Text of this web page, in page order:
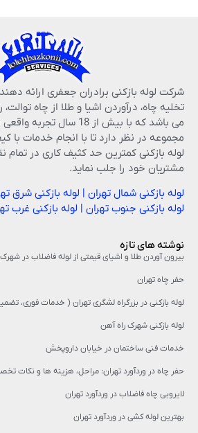
شرکت لوله بازکنی برادران جعفری ارائه
تخلیه چاه، درآوردن اشیا و طلا از چاه
می باشد که با بیش از 18
مجموعه در نظر دارد تا با انجام خدمات با
لوله بازکنی کمترین حد کثیف کاری در تمام
مشتریان خود را جلب نماید.
لوله بازکنی شمال تهران | لوله بازکنی شرق
لوله بازکنی جنوب تهران | لوله بازکنی غرب
نوشته های تازه
بیرون آوردن طلا و اشیای قیمتی از لوله فاضلاب در
حفر چاه تهران
لوله بازکنی در بزرگراه لشگری تهران ( خدمات فوری،
لوله بازکنی شهرک راه آهن
خدمات فنی ساختمان در خیابان داروپخش
حفر چاه در وردآورد تهران: مراحل، هزینه‌ ها و نکات
لایروبی چاه فاضلاب در وردآورد تهران
بهترین لوله کشی در وردآورد تهران